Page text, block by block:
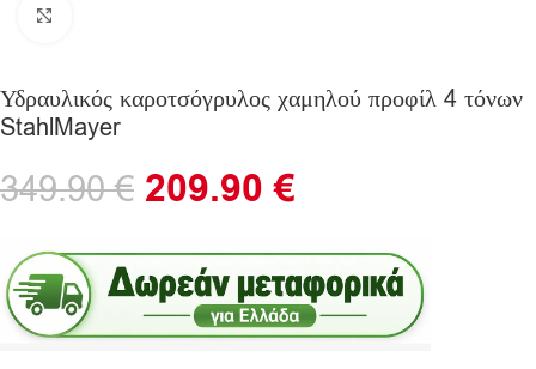
Υδραυλικός καροτσόγρυλος χαμηλού προφίλ 4 τόνων
StahlMayer
349.90€ 209.90€